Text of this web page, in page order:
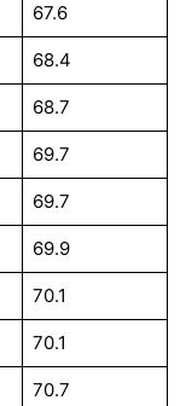
67.6
68.4
68.7
69.7
69.7
69.9
70.1
70.1
70.7